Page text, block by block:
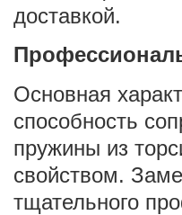
доставкой.
Основная
способность
пружины из
свойством.
тщательного